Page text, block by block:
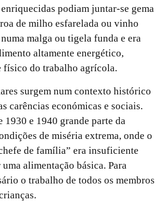
podiam juntar-se gema
de milho esfarelada ou vinho
malga ou tigela funda e era
altamente energético,
físico do trabalho agrícola.
surgem num contexto histórico
carências económicas e sociais.
1930 e 1940 grande parte da
de miséria extrema, onde o
de família” era insuficiente
alimentação básica. Para
o trabalho de todos os membros